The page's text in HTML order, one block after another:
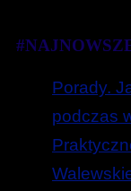
Porady.
podczas